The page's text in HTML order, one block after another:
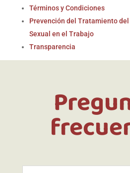
Términos y Condiciones
Prevención del Tratamiento
Sexual en el Trabajo
Transparencia